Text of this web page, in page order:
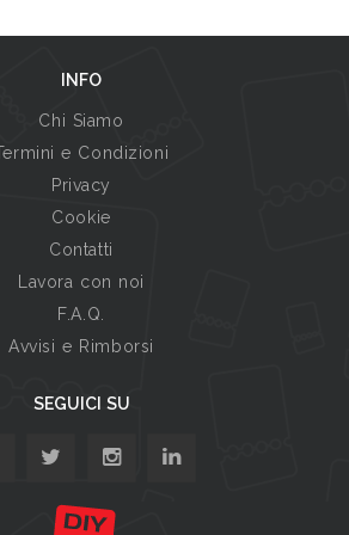
INFO
Chi Siamo
e Condizioni
Privacy
Cookie
Contatti
Lavora con noi
F.A.Q.
Avvisi e Rimborsi
SEGUICI SU